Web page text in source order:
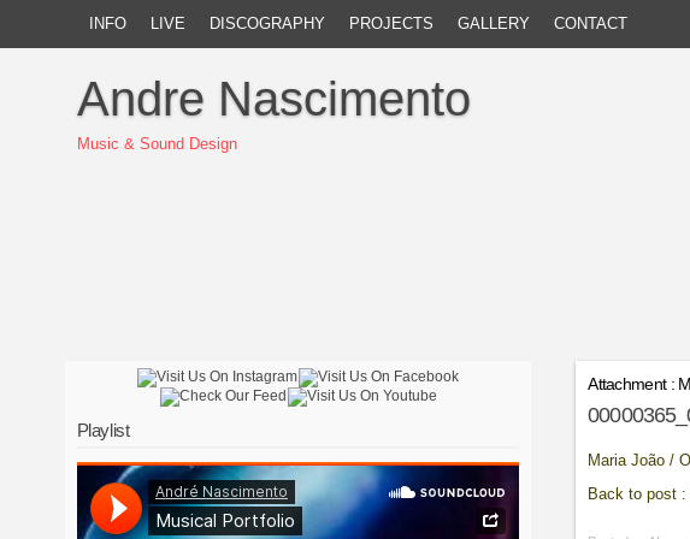
INFO LIVE DISCOGRAPHY PROJECTS GALLERY CONTACT
Andre Nascimento
Music & Sound Design
Attachment :
Maria João /
Back to post :
Playlist